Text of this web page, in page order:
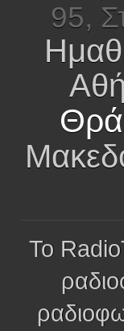
95,
Το